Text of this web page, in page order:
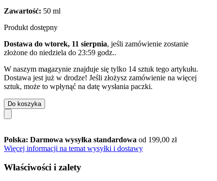
Zawartość: 50 ml
Produkt dostępny
Dostawa do wtorek, 11 sierpnia, jeśli zamówienie zostanie
złożone do niedziela do 23:59 godz..
W naszym magazynie znajduje się tylko 14 sztuk tego artykułu.
Dostawa jest już w drodze! Jeśli złożysz zamówienie na więcej
sztuk, może to wpłynąć na datę wysłania paczki.
Do koszyka
Polska: Darmowa wysyłka standardowa od 199,00 zł
Więcej informacji na temat wysyłki i dostawy
Właściwości i zalety